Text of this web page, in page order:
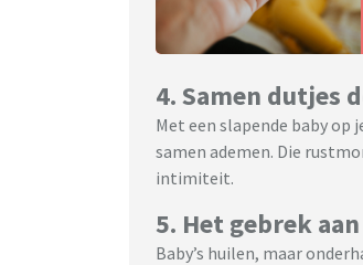
4. Samen dutjes
Met een slapende baby op
samen ademen. Die
intimiteit.
5. Het gebrek
Baby’s huilen, maar